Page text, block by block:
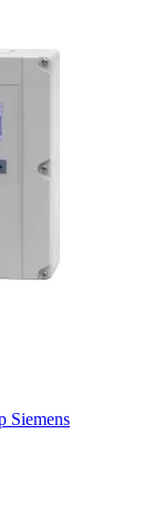
Siemens